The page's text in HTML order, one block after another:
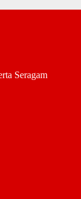
Seragam